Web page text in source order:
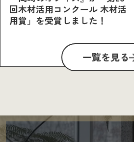
回木材活用コンクール 木材活
用賞」を受賞しました！
一覧を見る